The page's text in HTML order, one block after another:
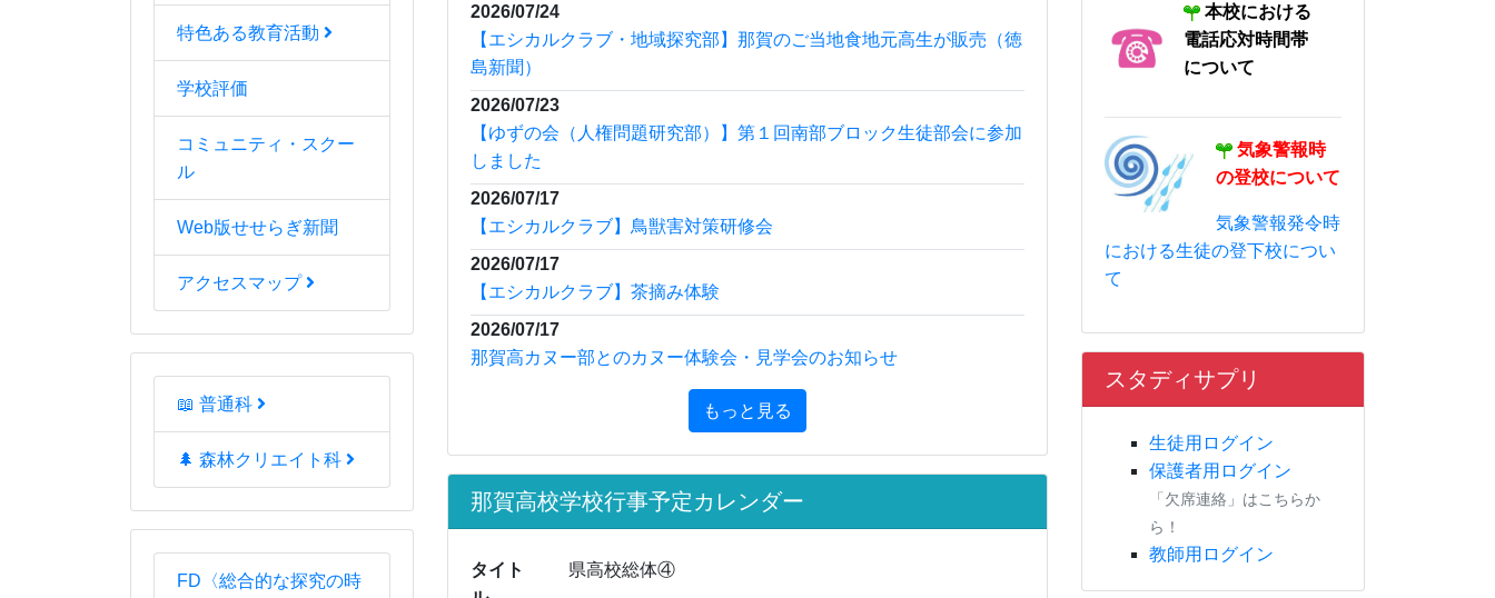
特色ある教育活動
学校評価
コミュニティ・スクー
ル
Web版せせらぎ新聞
アクセスマップ
📖 普通科
🌲 森林クリエイト科
FD〈総合的な探究の時
那賀高校学校行事予定カレンダー
タイト
ル
全日予
定
ON
開始日
時
2026-06-08
終了日
2026-06-08
本文
本校における
電話応対時間帯
について
気象警報時
の登校について
気象警報発令時
における生徒の登下校につい
て
スタディサプリ
生徒用ログイン
保護者用ログイン
「欠席連絡」はこちらか
ら！
教師用ログイン